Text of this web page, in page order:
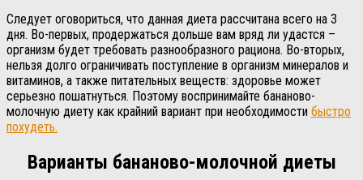
Следует оговориться, что данная диета рассчитана всего на 3
дня. Во-первых, продержаться дольше вам вряд ли удастся –
организм будет требовать разнообразного рациона. Во-вторых,
нельзя долго ограничивать поступление в организм минералов и
витаминов, а также питательных веществ: здоровье может
серьезно пошатнуться. Поэтому воспринимайте бананово-
молочную диету как крайний вариант при необходимости быстро
похудеть.
Варианты бананово-молочной диеты